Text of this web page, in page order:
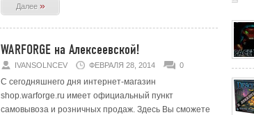
Далее »
WARFORGE на Алексеевской!
IVANSOLNCEV ФЕВРАЛЯ 28, 2014 0
С сегодняшнего дня интернет-магазин
shop.warforge.ru имеет официальный пункт
самовывоза и розничных продаж. Здесь Вы сможете